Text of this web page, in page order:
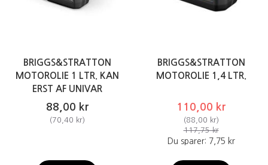
BRIGGS&STRATTON
MOTOROLIE 1 LTR. KAN
ERST AF UNIVAR
88,00 kr
(70,40 kr)
BRIGGS&STRATTON
MOTOROLIE 1,4 LTR.
110,00 kr
(88,00 kr)
117,75 kr
Du sparer: 7,75 kr